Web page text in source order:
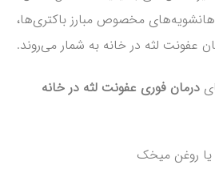
مخصوص مبارز باکتری‌ها،
عفونت لثه در خانه به شمار می‌روند.
درمان فوری عفونت لثه در خانه
یا روغن میخک